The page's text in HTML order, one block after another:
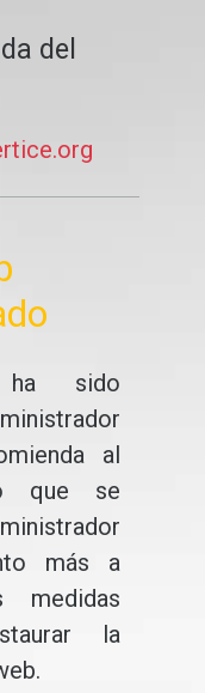
del
sido
al
que se
más a
la